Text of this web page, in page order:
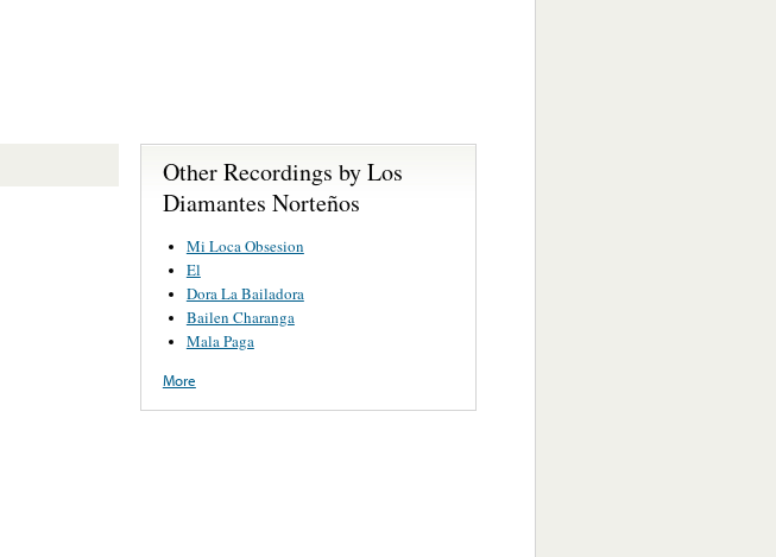
Other Recordings by Los
Diamantes Norteños
Mi Loca Obsesion
El
Dora La Bailadora
Bailen Charanga
Mala Paga
More